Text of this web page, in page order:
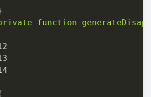
function